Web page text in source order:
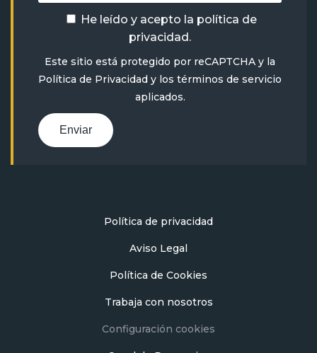
He leído y acepto la política de
privacidad .
Este sitio está protegido por reCAPTCHA y la
Política de Privacidad y los términos de servicio
aplicados.
Enviar
Política de privacidad
Aviso Legal
Política de Cookies
Trabaja con nosotros
Configuración cookies